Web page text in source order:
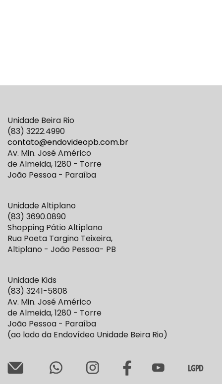
Unidade Beira Rio
(83) 3222.4990
contato@endovideopb.com.br
Av. Min. José Américo
de Almeida, 1280 - Torre
João Pessoa - Paraíba
Unidade Altiplano
(83) 3690.0890
Shopping Pátio Altiplano
Rua Poeta Targino Teixeira,
Altiplano - João Pessoa- PB
Unidade Kids
(83) 3241-5808
Av. Min. José Américo
de Almeida, 1280 - Torre
João Pessoa - Paraíba
(ao lado da Endovídeo Unidade Beira Rio)